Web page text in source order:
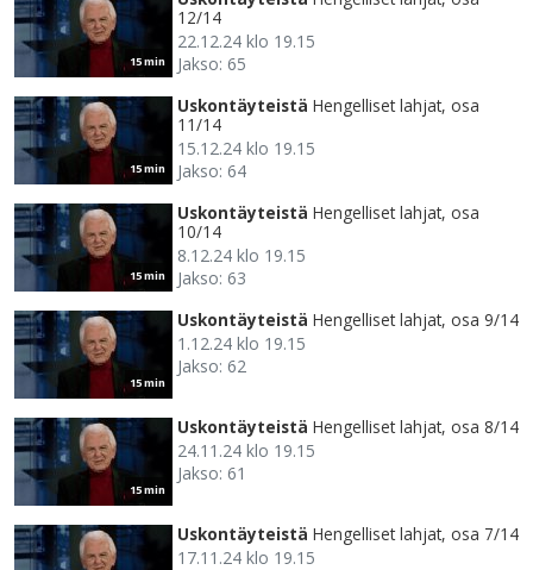
15 min
12/14
22.12.24 klo 19.15
Jakso: 65
15 min
Uskontäyteistä Hengelliset lahjat, osa
11/14
15.12.24 klo 19.15
Jakso: 64
15 min
Uskontäyteistä Hengelliset lahjat, osa
10/14
8.12.24 klo 19.15
Jakso: 63
15 min
Uskontäyteistä Hengelliset lahjat, osa 9/14
1.12.24 klo 19.15
Jakso: 62
15 min
Uskontäyteistä Hengelliset lahjat, osa 8/14
24.11.24 klo 19.15
Jakso: 61
Uskontäyteistä Hengelliset lahjat, osa 7/14
17.11.24 klo 19.15